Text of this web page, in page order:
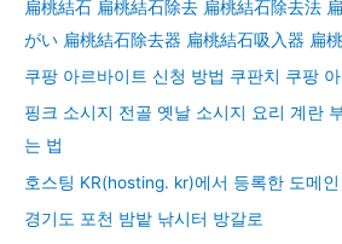
扁桃結石 扁桃結石除去 扁桃結石除去法
がい 扁桃結石除去器 扁桃結石吸入器 扁
쿠팡 아르바이트 신청 방법 쿠판치 쿠팡
핑크 소시지 전골 옛날 소시지 요리 계란
는 법
호스팅 KR(hosting. kr)에서 등록한 도메
경기도 포천 밤밭 낚시터 방갈로